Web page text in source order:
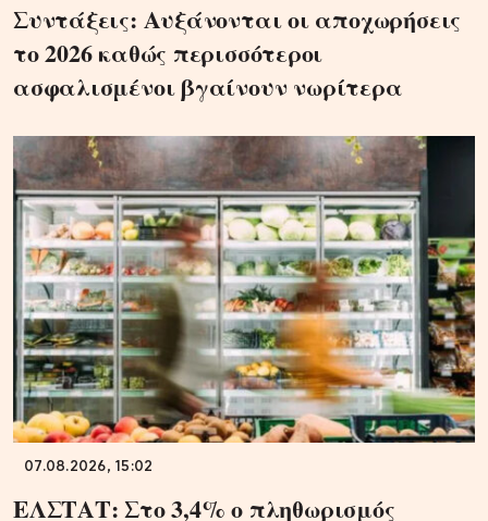
Συντάξεις: Αυξάνονται οι αποχωρήσεις
το 2026 καθώς περισσότεροι
ασφαλισμένοι βγαίνουν νωρίτερα
07.08.2026, 15:02
ΕΛΣΤΑΤ: Στο 3,4% ο πληθωρισμός